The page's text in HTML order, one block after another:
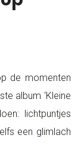
de momenten
album ‘Kleine
lichtpuntjes
een glimlach